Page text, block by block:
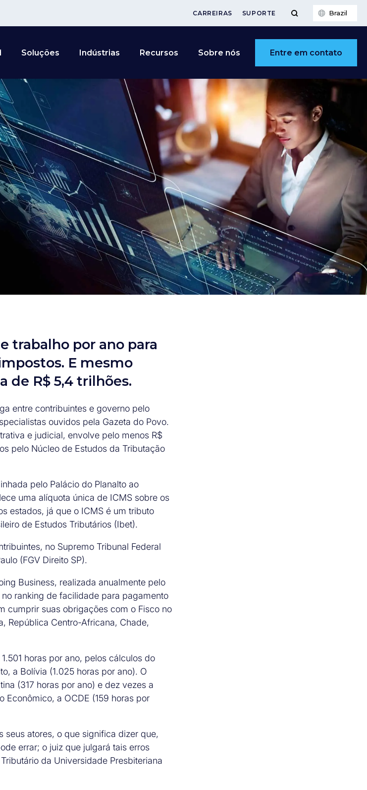
CARREIRAS SUPORTE Brazil
Soluções Indústrias Recursos Sobre nós Entre em contato
trabalho por ano para
E mesmo
de R$ 5,4 trilhões.
entre contribuintes e governo pelo
ouvidos pela Gazeta do Povo.
e judicial, envolve pelo menos R$
pelo Núcleo de Estudos da Tributação
pelo Palácio do Planalto ao
uma alíquota única de ICMS sobre os
estados, já que o ICMS é um tributo
de Estudos Tributários (Ibet).
no Supremo Tribunal Federal
(FGV Direito SP).
Business, realizada anualmente pelo
ranking de facilidade para pagamento
cumprir suas obrigações com o Fisco no
República Centro-Africana, Chade,
horas por ano, pelos cálculos do
a Bolívia (1.025 horas por ano). O
(317 horas por ano) e dez vezes a
a OCDE (159 horas por
seus atores, o que significa dizer que,
errar; o juiz que julgará tais erros
da Universidade Presbiteriana